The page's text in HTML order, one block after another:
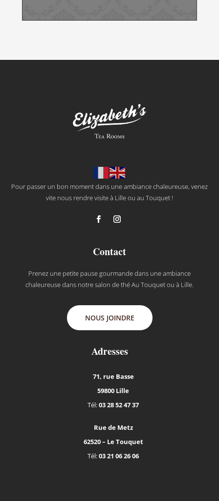
Pour passer un bon moment dans une ambiance chaleureuse, venez
vite nous rendre visite à Lille ou au Touquet !
Contact
Prenez une petite pause gourmande dans une ambiance
chaleureuse dans notre salon de thé Au Touquet ou à Lille.
NOUS JOINDRE
Adresses
71, rue Basse
59800 Lille
Tél:03 28 52 47 37
Rue de Metz
62520 – Le Touquet
Tél:03 21 06 26 06